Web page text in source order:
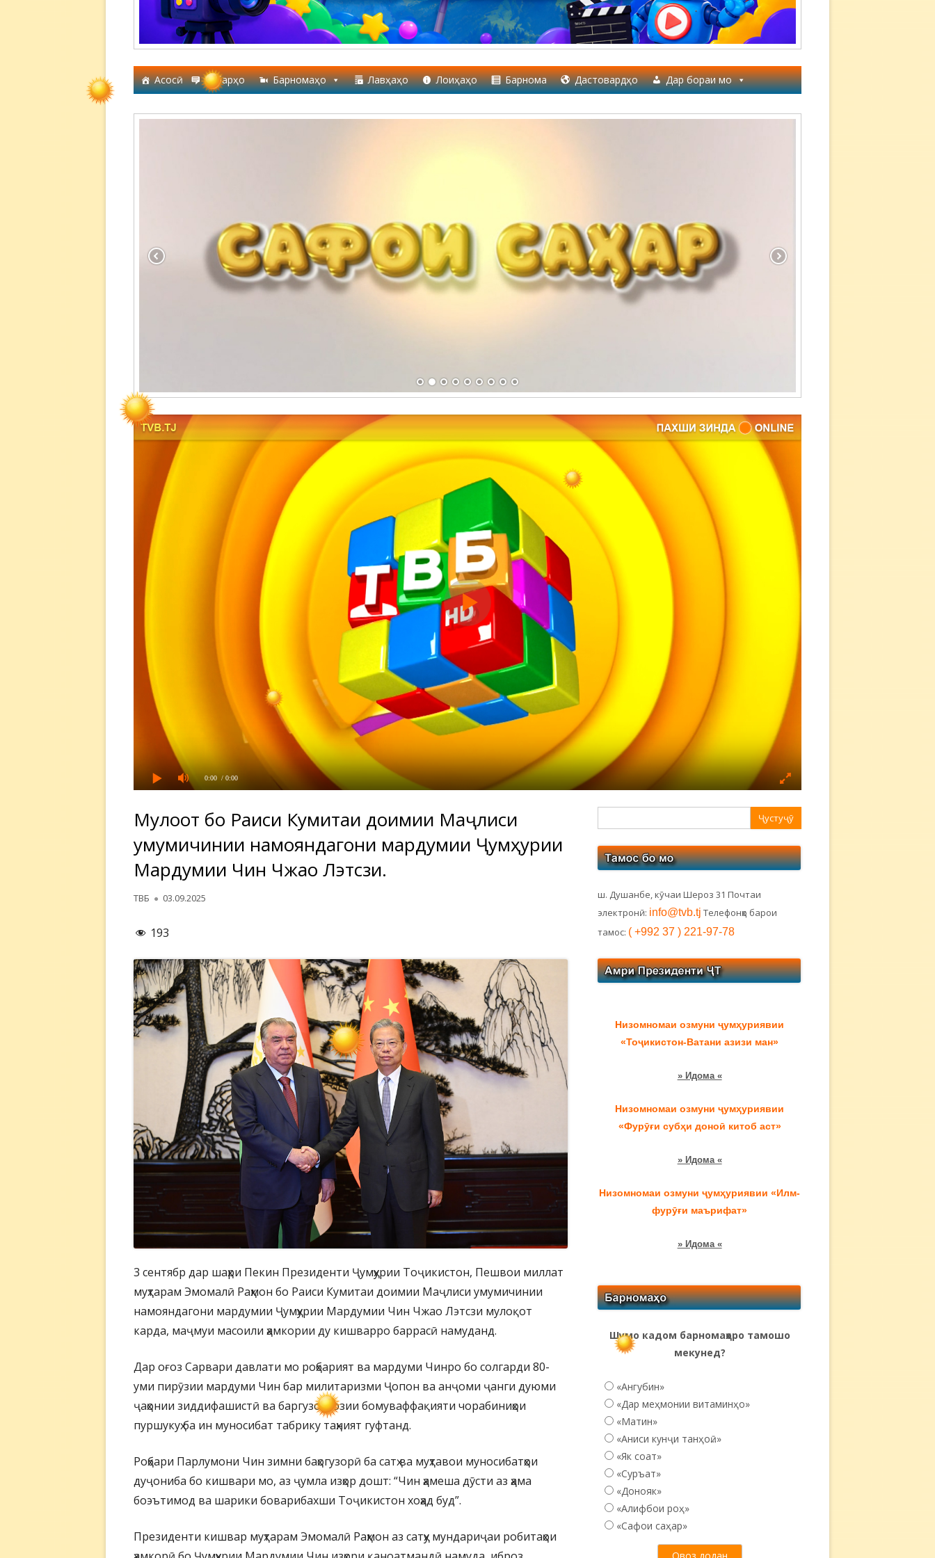
Асосӣ Хабарҳо Барномаҳо Лавҳаҳо Лоиҳаҳо Барнома Дастовардҳо Дар бораи мо
0:00 / 0:00
Мулоқот бо Раиси Кумитаи доимии Маҷлиси
умумичинии намояндагони мардумии Ҷумҳурии
Мардумии Чин Чжао Лэтсзи.
Автор
ТВБ Опубликовано
03.09.2025
193
3 сентябр дар шаҳри Пекин Президенти Ҷумҳурии Тоҷикистон, Пешвои миллат
муҳтарам Эмомалӣ Раҳмон бо Раиси Кумитаи доимии Маҷлиси умумичинии
намояндагони мардумии Ҷумҳурии Мардумии Чин Чжао Лэтсзи мулоқот
карда, маҷмуи масоили ҳамкории ду кишварро баррасӣ намуданд.
Дар оғоз Сарвари давлати мо роҳбарият ва мардуми Чинро бо солгарди 80-
уми пирӯзии мардуми Чин бар милитаризми Ҷопон ва анҷоми ҷанги дуюми
ҷаҳонии зиддифашистӣ ва баргузорсозии бомуваффақияти чорабиниҳои
пуршукуҳ ба ин муносибат табрику таҳният гуфтанд.
Роҳбари Парлумони Чин зимни баҳогузорӣ ба сатҳ ва муҳтавои муносибатҳои
дуҷониба бо кишвари мо, аз ҷумла изҳор дошт: “Чин ҳамеша дӯсти аз ҳама
боэътимод ва шарики боварибахши Тоҷикистон хоҳад буд”.
Президенти кишвар муҳтарам Эмомалӣ Раҳмон аз сатҳу мундариҷаи робитаҳои
боковая
ш. Душанбе, кӯчаи Шероз 31 Почтаи
электронӣ: info@tvb.tj Телефонҳо барои
тамос: ( +992 37 ) 221-97-78
Низомномаи озмуни ҷумҳуриявии
«Тоҷикистон-Ватани азизи ман»
» Идома «
Низомномаи озмуни ҷумҳуриявии
«Фурӯғи субҳи доноӣ китоб аст»
» Идома «
Низомномаи озмуни ҷумҳуриявии «Илм-
фурӯғи маърифат»
» Идома «
Шумо кадом барномаҳоро тамошо
мекунед?
«Ангубин»
«Дар меҳмонии витаминҳо»
«Матин»
«Аниси кунҷи танҳоӣ...»
«Як соат»
«Суръат»
«Донояк»
«Алифбои роҳ»
«Сафои саҳар»